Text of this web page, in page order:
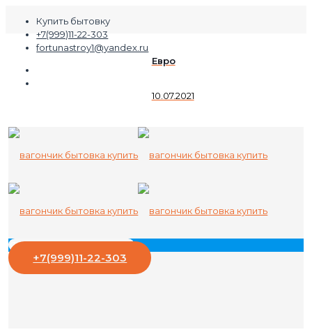
Купить бытовку
+7(999)11-22-303
fortunastroy1@yandex.ru
+7(999)11-22-303
Евро
10.07.2021